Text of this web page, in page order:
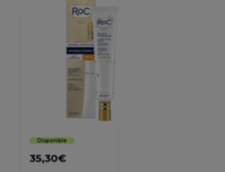
Disponible
35,30€